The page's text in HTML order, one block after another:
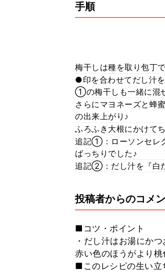
手順
梅干しは種を取り包丁
●印を合わせてだし汁
①の梅干しも一緒に混
さらにマヨネーズと蜂
の出来上がり♪
ふろふき大根にかけて
追記①：ローソンセレ
ばっちりでした♪
追記②：だし汁を『白
投稿者からのコメ
■コツ・ポイント
・だし汁はお湯にか
赤い色のほうがより桃
■このレシピの生い立